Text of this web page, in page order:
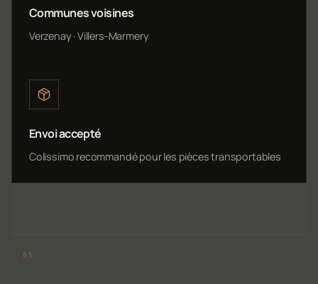
Communes voisines
Verzenay · Villers-Marmery
Envoi accepté
Colissimo recommandé pour les pièces transportables